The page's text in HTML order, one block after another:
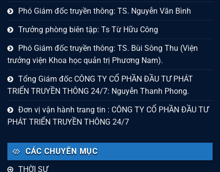
Phó Giám đốc truyền thông: TS. Nguyễn Văn Bình
Trưởng phòng biên tập: Ts Từ Hữu Công
Phó Giám đốc truyền thông: TS. Bùi Sông Thu (Viện
trưởng viện Khoa học quản trị Phương Nam).
Tổng Giám đốc CÔNG TY CỔ PHẦN ĐẦU TƯ PHÁT
TRIỂN TRUYỀN THÔNG 24/7: Nguyễn Thanh Phong.
Đơn vị vận hành trang tin : CÔNG TY CỔ PHẦN ĐẦU TƯ
PHÁT TRIỂN TRUYỀN THÔNG 24/7
CÁC CHUYÊN MỤC
THỜI SỰ